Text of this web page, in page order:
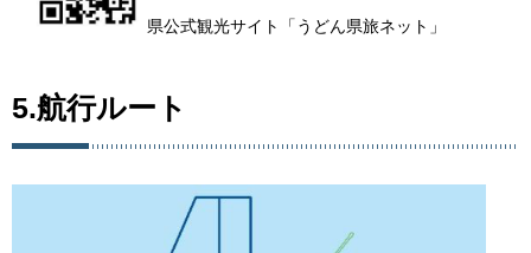
県公式観光サイト「うどん県旅ネット」
5.航行ルート